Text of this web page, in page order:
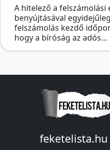
A hitelező a
benyújtásával
felszámolás kezdő
hogy a bíróság az adós…
feketelista.hu